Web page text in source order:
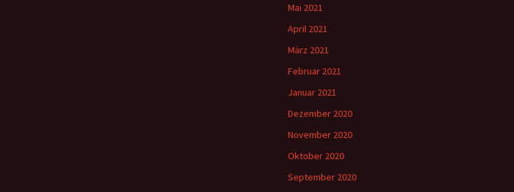
Mai 2021
April 2021
März 2021
Februar 2021
Januar 2021
Dezember 2020
November 2020
Oktober 2020
September 2020